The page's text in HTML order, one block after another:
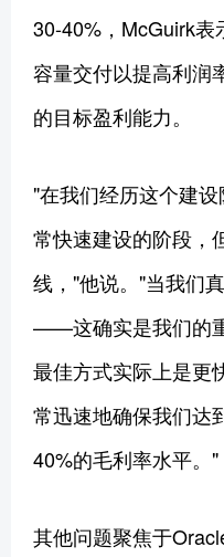
30-40%，McGuirk表
容量交付以提高利润
的目标盈利能力。
"在我们经历这个建
常快速建设的阶段，
线，"他说。"当我们
——这确实是我们的
最佳方式实际上是更
常迅速地确保我们达
40%的毛利率水平。"
其他问题聚焦于